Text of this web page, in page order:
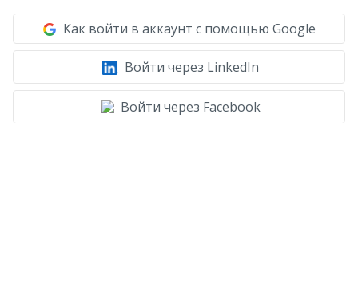
Как войти в аккаунт с помощью Google
Войти через LinkedIn
Войти через Facebook